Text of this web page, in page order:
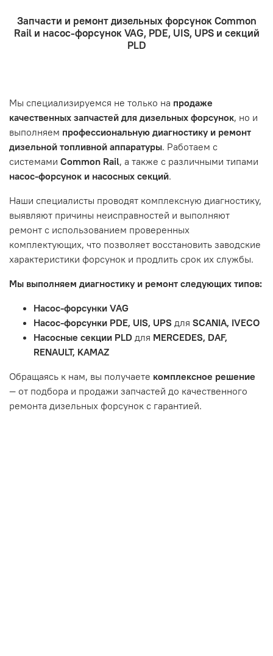
- Оформление заказа
Проверьте правильность ввода информации: позиции
курьерская служба.
- Отправка по России и СНГ транспортной компанией,
ремонтом, подразумевается, что ваш автомобиль
находится в хорошем состоянии и что вы, как клиент,
знакомы с основными правилами обслуживания и
неисправности, вызванные нарушением правил
обслуживания или эксплуатации автомобиля. Если у вас
возникнут проблемы с отремонтированной системой,
мы обязательно разберемся в ситуации и предложим
решение. Однако если проблема вызвана одним из
перечисленных выше факторов, мы не сможем
Гарантия не распространяется на следующие случаи:
Истек гарантийный срок.
Товар является расходным материалом, который
тормозные колодки, диски сцепления, свечи зажигания
Неисправности вызваны ДТП, неправильной установкой
или чрезмерным износом.
Неисправность топливной системы или системы
впуска/выпуска.
Запчасти и ремонт дизельных форсунок Common
Rail и насос-форсунок VAG, PDE, UIS, UPS и секций
PLD
Мы специализируемся не только на продаже
качественных запчастей для дизельных форсунок, но и
выполняем профессиональную диагностику и ремонт
дизельной топливной аппаратуры. Работаем с
системами Common Rail, а также с различными типами
насос-форсунок и насосных секций.
Наши специалисты проводят комплексную диагностику,
выявляют причины неисправностей и выполняют
ремонт с использованием проверенных
комплектующих, что позволяет восстановить заводские
характеристики форсунок и продлить срок их службы.
Мы выполняем диагностику и ремонт следующих типов:
Насос-форсунки VAG
Насос-форсунки PDE, UIS, UPS для SCANIA, IVECO
Насосные секции PLD для MERCEDES, DAF,
RENAULT, KAMAZ
Обращаясь к нам, вы получаете комплексное решение
— от подбора и продажи запчастей до качественного
ремонта дизельных форсунок с гарантией.